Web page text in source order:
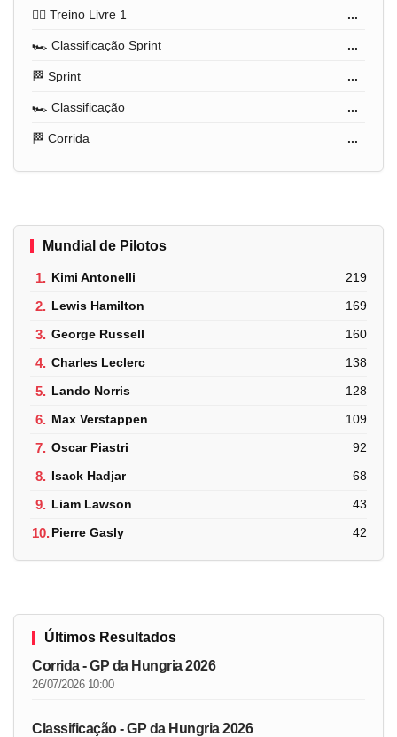
🏋️‍♂️ Treino Livre 1 ...
🏎️ Classificação Sprint ...
🏁 Sprint ...
🏎️ Classificação ...
🏁 Corrida ...
Mundial de Pilotos
1. Kimi Antonelli 219
2. Lewis Hamilton 169
3. George Russell 160
4. Charles Leclerc 138
5. Lando Norris 128
6. Max Verstappen 109
7. Oscar Piastri 92
8. Isack Hadjar 68
9. Liam Lawson 43
10.Pierre Gasly 42
Últimos Resultados
Corrida - GP da Hungria 2026
26/07/2026 10:00
Classificação - GP da Hungria 2026